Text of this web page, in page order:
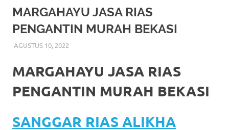
More
hints
rolex
replica.
my
MARGAHAYU JASA RIAS
PENGANTIN MURAH BEKASI
AGUSTUS 10, 2022
MARGAHAYU JASA RIAS
PENGANTIN MURAH BEKASI
SANGGAR RIAS ALIKHA